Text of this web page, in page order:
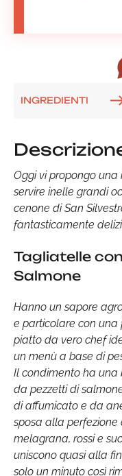
INGREDIENTI
Oggi vi propongo
servire inelle grandi
cenone di San
fantasticamente
Tagliatelle
Salmone
Hanno un sapore
e particolare con una
piatto da vero chef
un menù a base di
Il condimento ha una
da pezzetti di
di affumicato e da
sposa alla perfezione
melagrana, rossi e
uniscono quasi alla
solo un minuto così